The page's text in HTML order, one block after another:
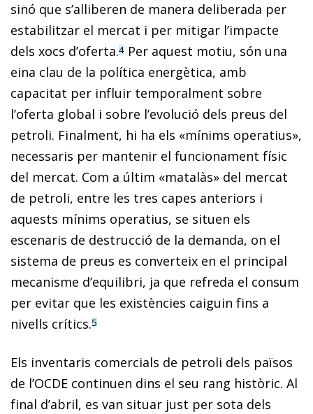
sinó que s’alliberen de manera deliberada per
estabilitzar el mercat i per mitigar l’impacte
dels xocs d’oferta.4 Per aquest motiu, són una
eina clau de la política energètica, amb
capacitat per influir temporalment sobre
l’oferta global i sobre l’evolució dels preus del
petroli. Finalment, hi ha els «mínims operatius»,
necessaris per mantenir el funcionament físic
del mercat. Com a últim «matalàs» del mercat
de petroli, entre les tres capes anteriors i
aquests mínims operatius, se situen els
escenaris de destrucció de la demanda, on el
sistema de preus es converteix en el principal
mecanisme d’equilibri, ja que refreda el consum
per evitar que les existències caiguin fins a
nivells crítics.5
Els inventaris comercials de petroli dels països
de l’OCDE continuen dins el seu rang històric. Al
final d’abril, es van situar just per sota dels